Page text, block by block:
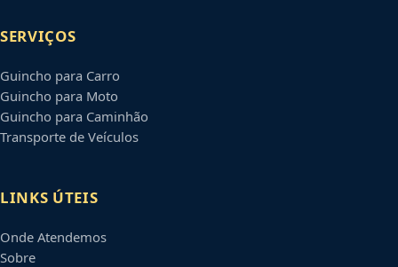
SERVIÇOS
Guincho para Carro
Guincho para Moto
Guincho para Caminhão
Transporte de Veículos
LINKS ÚTEIS
Onde Atendemos
Sobre